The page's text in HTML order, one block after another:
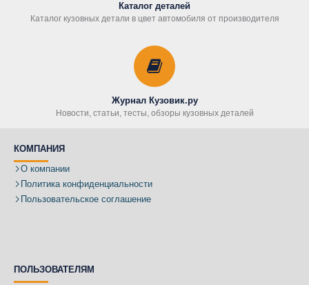
Каталог деталей
Каталог кузовных детали в цвет автомобиля от производителя
Журнал Кузовик.ру
Новости, статьи, тесты, обзоры кузовных деталей
КОМПАНИЯ
О компании
Политика конфиденциальности
Пользовательское соглашение
ПОЛЬЗОВАТЕЛЯМ